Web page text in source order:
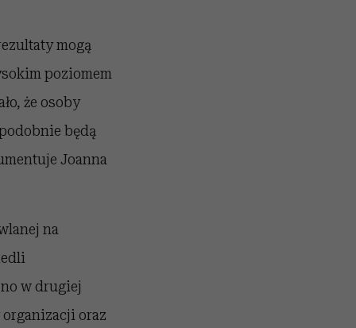
mogą
poziomem
że osoby
będą
Joanna
na
w drugiej
oraz